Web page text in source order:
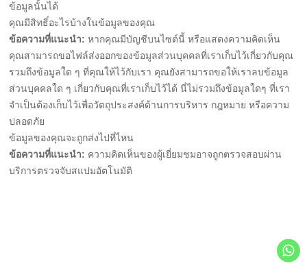
ข้อมูลนั้นได้
คุณมีสิทธิ์อะไรบ้างในข้อมูลของคุณ
ข้อความที่แนะนำ:หากคุณมีบัญชีบนไซต์นี้ หรือแสดงความคิดเห็น
คุณสามารถขอไฟล์ส่งออกของข้อมูลส่วนบุคคลที่เราเก็บไว้เกี่ยวกับคุณ
รวมถึงข้อมูลใด ๆ ที่คุณให้ไว้กับเรา คุณยังสามารถขอให้เราลบข้อมูล
ส่วนบุคคลใด ๆ เกี่ยวกับคุณที่เราเก็บไว้ได้ นี่ไม่รวมถึงข้อมูลใดๆ ที่เรา
จำเป็นต้องเก็บไว้เพื่อวัตถุประสงค์ด้านการบริหาร กฎหมาย หรือความ
ปลอดภัย
ข้อมูลของคุณจะถูกส่งไปที่ไหน
ข้อความที่แนะนำ: ความคิดเห็นของผู้เยี่ยมชมอาจถูกตรวจสอบผ่าน
บริการตรวจจับสแปมอัตโนมัติ